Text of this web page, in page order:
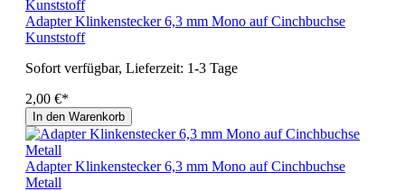
Adapter Klinkenstecker 6,3 mm Mono auf Cinchbuchse
Kunststoff
Sofort verfügbar, Lieferzeit: 1-3 Tage
2,00 €*
In den Warenkorb
Adapter Klinkenstecker 6,3 mm Mono auf Cinchbuchse
Metall